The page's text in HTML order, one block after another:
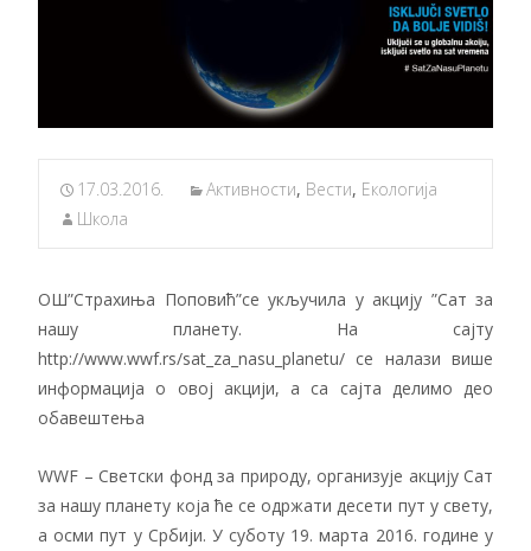
17.03.2016. Активности, Вести, Екологија
Школа
ОШ”Страхиња Поповић”се укључила у акцију ”Сат за
нашу планету. На сајту
http://www.wwf.rs/sat_za_nasu_planetu/ се налази више
информација о овој акцији, а са сајта делимо део
обавештења
WWF – Светски фонд за природу, организује акцију Сат
за нашу планету која ће се одржати десети пут у свету,
а осми пут у Србији. У суботу 19. марта 2016. године у